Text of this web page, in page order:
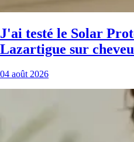
J'ai testé le Solar
Lazartigue sur
04 août 2026